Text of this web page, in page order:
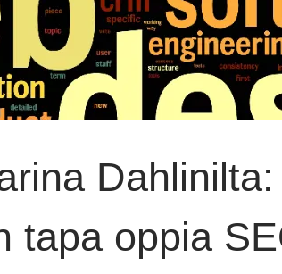
Dahlinilta:
tapa oppia